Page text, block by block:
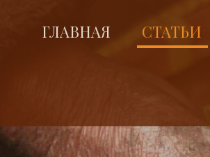
ГЛАВНАЯ СТАТЬИ